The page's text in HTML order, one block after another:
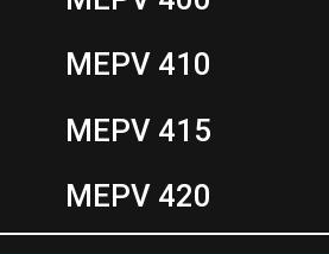
MEPV 410
MEPV 415
MEPV 420